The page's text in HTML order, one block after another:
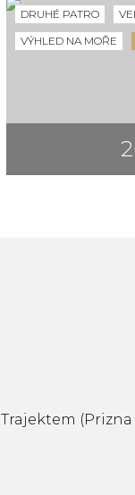
DRUHÉ PATRO
VÝHLED NA MOŘE
Trajektem